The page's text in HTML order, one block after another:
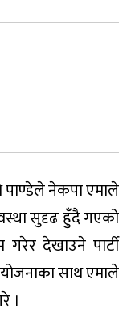
पाण्डेले नेकपा एमाले
सुदृढ हुँदै गएको
देखाउने पार्टी
योजनाका साथ एमाले
।